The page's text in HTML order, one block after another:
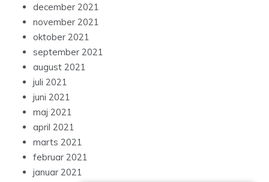
december 2021
november 2021
oktober 2021
september 2021
august 2021
juli 2021
juni 2021
maj 2021
april 2021
marts 2021
februar 2021
januar 2021